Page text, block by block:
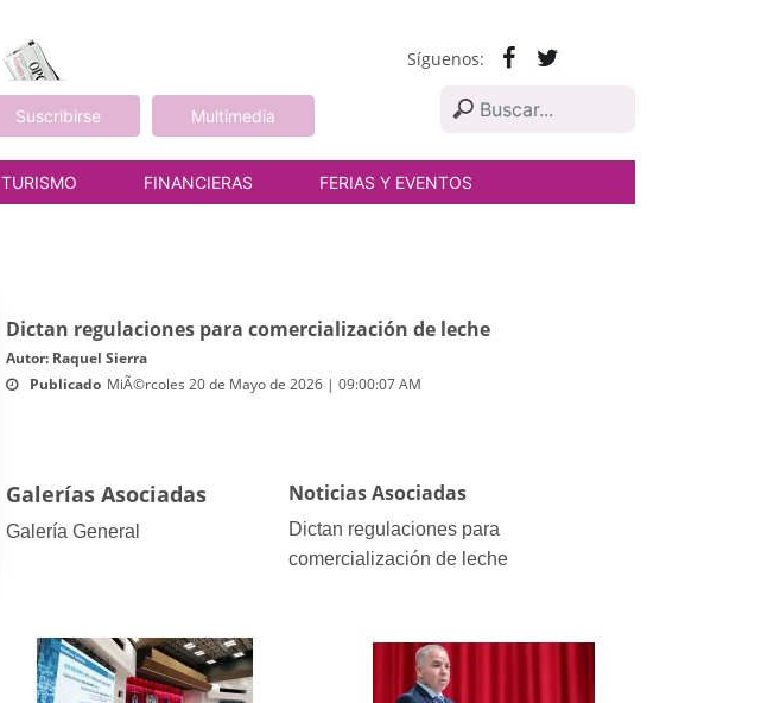
Suscribirse Multimedia
Síguenos:
TURISMO FINANCIERAS FERIAS Y EVENTOS
Dictan regulaciones para comercialización de leche
Autor: Raquel Sierra
Publicado MiÃ©rcoles 20 de Mayo de 2026 | 09:00:07 AM
Galerías Asociadas
Galería General
Noticias Asociadas
Dictan regulaciones para
comercialización de leche